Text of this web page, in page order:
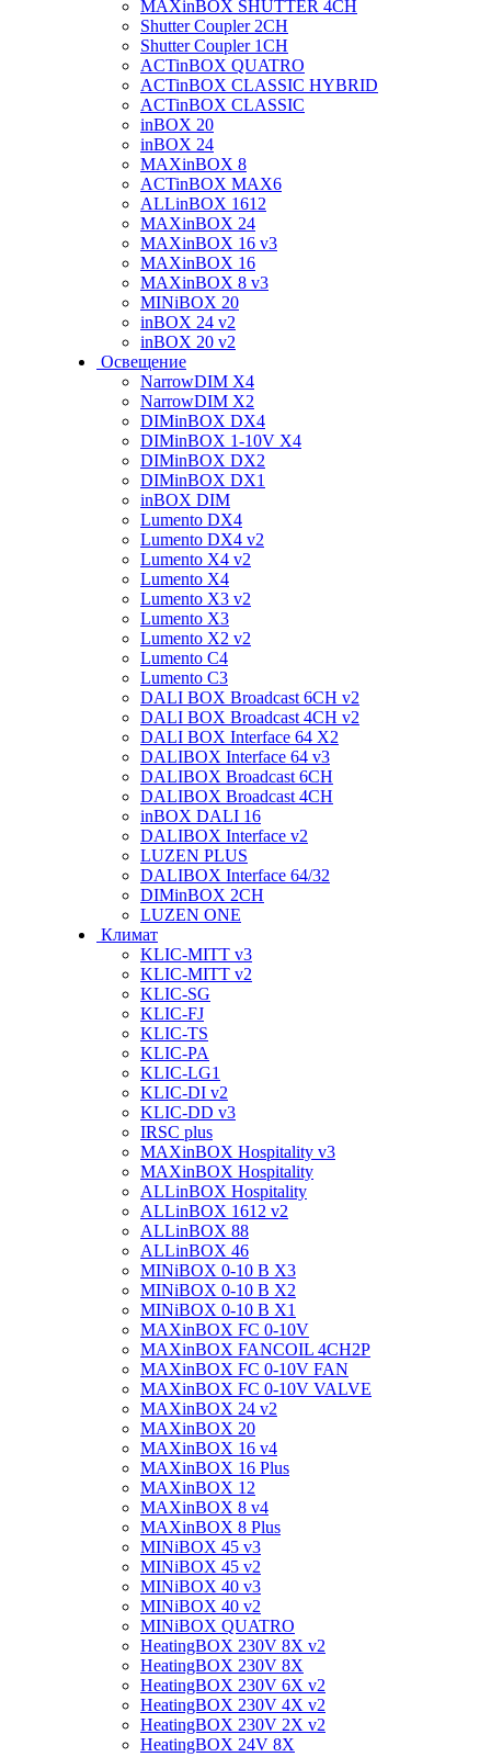
MAXinBOX SHUTTER 4CH
Shutter Coupler 2CH
Shutter Coupler 1CH
ACTinBOX QUATRO
ACTinBOX CLASSIC HYBRID
ACTinBOX CLASSIC
inBOX 20
inBOX 24
MAXinBOX 8
ACTinBOX MAX6
ALLinBOX 1612
MAXinBOX 24
MAXinBOX 16 v3
MAXinBOX 16
MAXinBOX 8 v3
MINiBOX 20
inBOX 24 v2
inBOX 20 v2
Освещение
NarrowDIM X4
NarrowDIM X2
DIMinBOX DX4
DIMinBOX 1-10V X4
DIMinBOX DX2
DIMinBOX DX1
inBOX DIM
Lumento DX4
Lumento DX4 v2
Lumento X4 v2
Lumento X4
Lumento X3 v2
Lumento X3
Lumento X2 v2
Lumento C4
Lumento C3
DALI BOX Broadcast 6CH v2
DALI BOX Broadcast 4CH v2
DALI BOX Interface 64 X2
DALIBOX Interface 64 v3
DALIBOX Broadcast 6CH
DALIBOX Broadcast 4CH
inBOX DALI 16
DALIBOX Interface v2
LUZEN PLUS
DALIBOX Interface 64/32
DIMinBOX 2CH
LUZEN ONE
Климат
KLIC-MITT v3
KLIC-MITT v2
KLIC-SG
KLIC-FJ
KLIC-TS
KLIC-PA
KLIC-LG1
KLIC-DI v2
KLIC-DD v3
IRSC plus
MAXinBOX Hospitality v3
MAXinBOX Hospitality
ALLinBOX Hospitality
ALLinBOX 1612 v2
ALLinBOX 88
ALLinBOX 46
MINiBOX 0-10 В X3
MINiBOX 0-10 В X2
MINiBOX 0-10 В X1
MAXinBOX FC 0-10V
MAXinBOX FANCOIL 4CH2P
MAXinBOX FC 0-10V FAN
MAXinBOX FC 0-10V VALVE
MAXinBOX 24 v2
MAXinBOX 20
MAXinBOX 16 v4
MAXinBOX 16 Plus
MAXinBOX 12
MAXinBOX 8 v4
MAXinBOX 8 Plus
MINiBOX 45 v3
MINiBOX 45 v2
MINiBOX 40 v3
MINiBOX 40 v2
MINiBOX QUATRO
HeatingBOX 230V 8X v2
HeatingBOX 230V 8X
HeatingBOX 230V 6X v2
HeatingBOX 230V 4X v2
HeatingBOX 230V 2X v2
HeatingBOX 24V 8X